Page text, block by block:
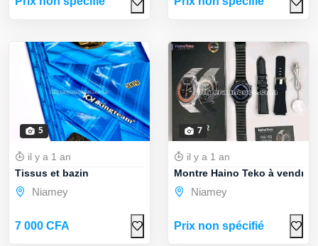
5
il y a 1 an
Tissus et bazin
Niamey
7 000 CFA
7
il y a 1 an
Montre Haino Teko à vendre
Niamey
Prix non spécifié